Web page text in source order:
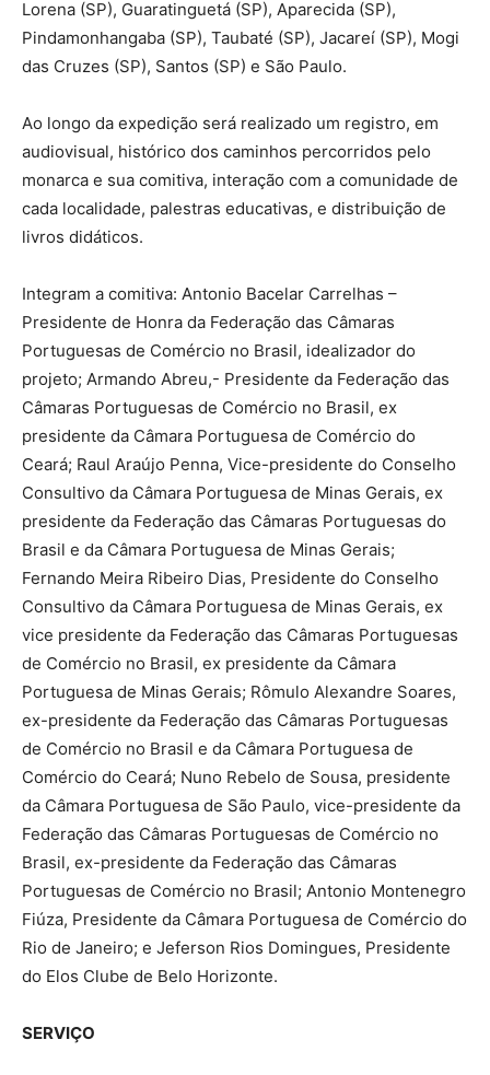
Lorena (SP), Guaratinguetá (SP), Aparecida (SP),
Pindamonhangaba (SP), Taubaté (SP), Jacareí (SP), Mogi
das Cruzes (SP), Santos (SP) e São Paulo.
Ao longo da expedição será realizado um registro, em
audiovisual, histórico dos caminhos percorridos pelo
monarca e sua comitiva, interação com a comunidade de
cada localidade, palestras educativas, e distribuição de
livros didáticos.
Integram a comitiva: Antonio Bacelar Carrelhas –
Presidente de Honra da Federação das Câmaras
Portuguesas de Comércio no Brasil, idealizador do
projeto; Armando Abreu,- Presidente da Federação das
Câmaras Portuguesas de Comércio no Brasil, ex
presidente da Câmara Portuguesa de Comércio do
Ceará; Raul Araújo Penna, Vice-presidente do Conselho
Consultivo da Câmara Portuguesa de Minas Gerais, ex
presidente da Federação das Câmaras Portuguesas do
Brasil e da Câmara Portuguesa de Minas Gerais;
Fernando Meira Ribeiro Dias, Presidente do Conselho
Consultivo da Câmara Portuguesa de Minas Gerais, ex
vice presidente da Federação das Câmaras Portuguesas
de Comércio no Brasil, ex presidente da Câmara
Portuguesa de Minas Gerais; Rômulo Alexandre Soares,
ex-presidente da Federação das Câmaras Portuguesas
de Comércio no Brasil e da Câmara Portuguesa de
Comércio do Ceará; Nuno Rebelo de Sousa, presidente
da Câmara Portuguesa de São Paulo, vice-presidente da
Federação das Câmaras Portuguesas de Comércio no
Brasil, ex-presidente da Federação das Câmaras
Portuguesas de Comércio no Brasil; Antonio Montenegro
Fiúza, Presidente da Câmara Portuguesa de Comércio do
Rio de Janeiro; e Jeferson Rios Domingues, Presidente
do Elos Clube de Belo Horizonte.
SERVIÇO